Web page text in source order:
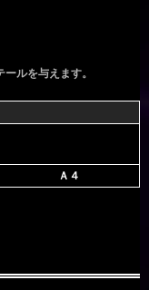
ルを与えます。
Ａ４